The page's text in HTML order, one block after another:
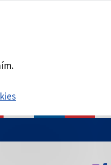
stránka je zabezpečená